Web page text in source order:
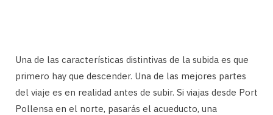
Una de las características distintivas de la subida es que
primero hay que descender. Una de las mejores partes
del viaje es en realidad antes de subir. Si viajas desde Port
Pollensa en el norte, pasarás el acueducto, una